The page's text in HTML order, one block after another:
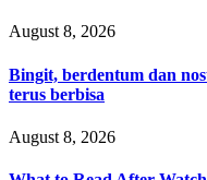
August 8, 2026
Bingit, berdentum dan
terus berbisa
August 8, 2026